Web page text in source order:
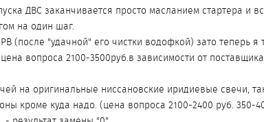
ДВС заканчивается просто масланием стартера и
на один шаг.
(после "удачной" его чистки водофкой) зато теперь я
вопроса 2100-3500руб.в зависимости от
на оригинальные ниссановские иридиевые свечи,
кроме куда надо. (цена вопроса 2100-2400 руб. 350-